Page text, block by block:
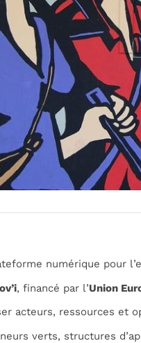
numérique pour
, financé par l’Union
acteurs, ressources et
verts, structures